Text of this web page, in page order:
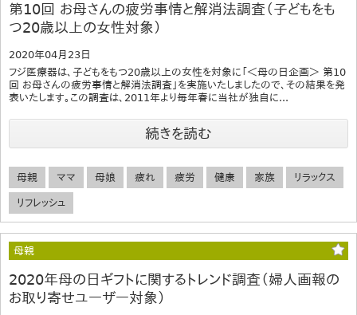
第10回 お母さんの疲労事情と解消法調査（子どもをも
つ20歳以上の女性対象）
2020年04月23日
フジ医療器は、子どもをもつ20歳以上の女性を対象に「＜母の日企画＞ 第10
回 お母さんの疲労事情と解消法調査」を実施いたしましたので、その結果を発
表いたします。この調査は、2011年より毎年春に当社が独自に...
続きを読む
母親 ママ 母娘 疲れ 疲労 健康 家族 リラックス
リフレッシュ
母親
2020年母の日ギフトに関するトレンド調査（婦人画報の
お取り寄せユーザー対象）